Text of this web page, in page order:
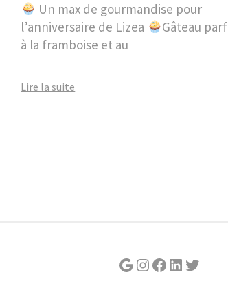
Un max de gourmandise pour
l’anniversaire de Lizea
Gâteau
à la framboise et au
Lire la suite
Google
Instagram
Facebook
LinkedIn
Twitter